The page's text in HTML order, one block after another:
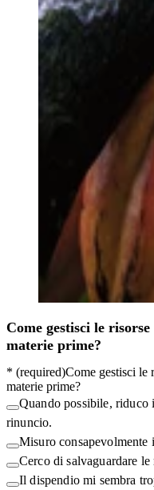
Come gestisci le risorse
materie prime?
* (required)Come gestisci le
materie prime?
Quando possibile, riduco
rinuncio.
Misuro
Cerco di salvaguardare
Il dispendio mi sembra